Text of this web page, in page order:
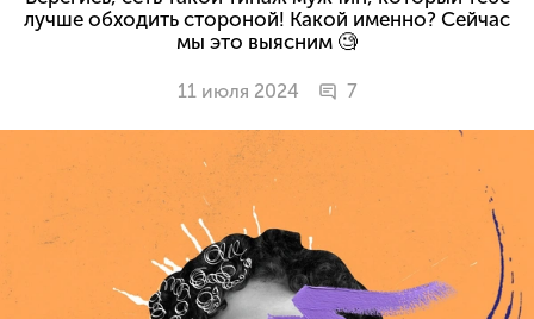
лучше обходить стороной! Какой именно? Сейчас
мы это выясним 🧐
11 июля 2024 7